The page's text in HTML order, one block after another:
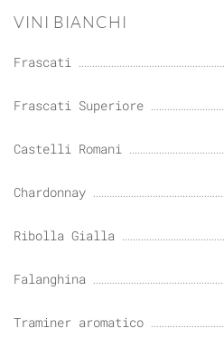
VINI BIANCHI
Frascati
Frascati Superiore
Castelli Romani
Chardonnay
Ribolla Gialla
Falanghina
Traminer aromatico